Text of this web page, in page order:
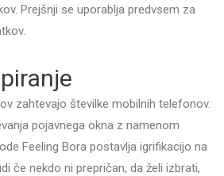
Prejšnji se uporablja predvsem za
zahtevajo številke mobilnih telefonov.
pojavnega okna z namenom
Feeling Bora postavlja igrifikacijo na
če nekdo ni prepričan, da želi izbrati,